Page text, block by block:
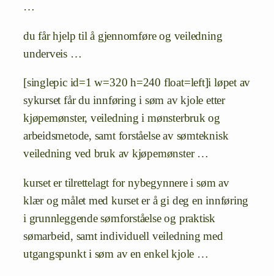
…
du får hjelp til å gjennomføre og veiledning
underveis …
[singlepic id=1 w=320 h=240 float=left]i løpet av
sykurset får du innføring i søm av kjole etter
kjøpemønster, veiledning i mønsterbruk og
arbeidsmetode, samt forståelse av sømteknisk
veiledning ved bruk av kjøpemønster …
kurset er tilrettelagt for nybegynnere i søm av
klær og målet med kurset er å gi deg en innføring
i grunnleggende sømforståelse og praktisk
sømarbeid, samt individuell veiledning med
utgangspunkt i søm av en enkel kjole …